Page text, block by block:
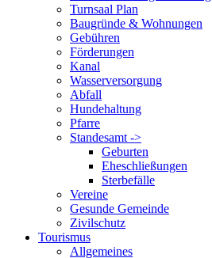
Turnsaal Plan
Baugründe & Wohnungen
Gebühren
Förderungen
Kanal
Wasserversorgung
Abfall
Hundehaltung
Pfarre
Standesamt ->
Geburten
Eheschließungen
Sterbefälle
Vereine
Gesunde Gemeinde
Zivilschutz
Tourismus
Allgemeines